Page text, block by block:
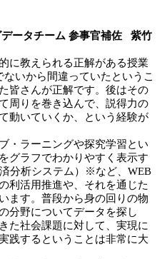
ータチーム 参事官補佐 紫竹
に教えられる正解がある授業
いから間違っていたというこ
皆さんが正解です。後はその
周りを巻き込んで、説得力の
動いていくか、という経験が
・ラーニングや探究学習とい
グラフでわかりやすく表示す
分析システム）※など、WEB
利活用推進や、それを通じた
ます。普段から身の回りの物
分野についてデータを探し
た社会課題に対して、実現に
践するということは非常に大